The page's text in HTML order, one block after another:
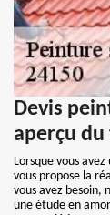
Devis
aperçu
Lorsque vous
vous propose la
vous avez besoin,
une étude en